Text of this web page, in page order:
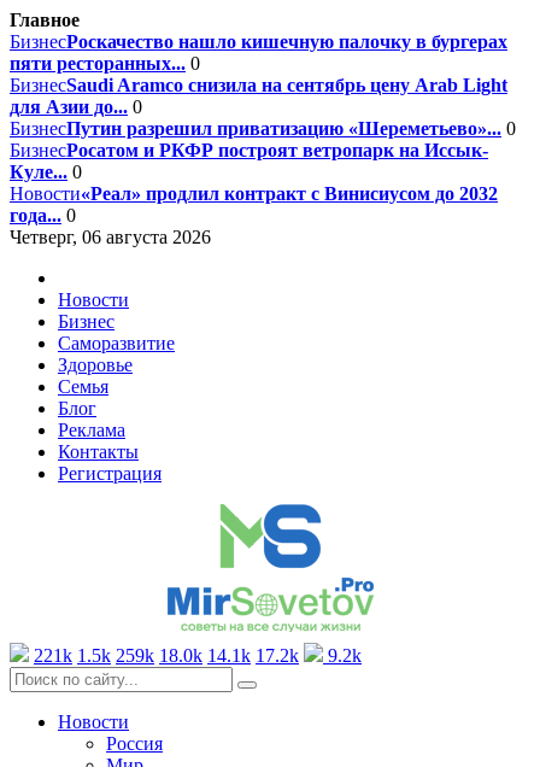
Главное
БизнесРоскачество нашло кишечную палочку в бургерах
пяти ресторанных... 0
БизнесSaudi Aramco снизила на сентябрь цену Arab Light
для Азии до... 0
БизнесПутин разрешил приватизацию «Шереметьево»... 0
БизнесРосатом и РКФР построят ветропарк на Иссык-
Куле... 0
Новости«Реал» продлил контракт с Винисиусом до 2032
года... 0
Четверг, 06 августа 2026
Новости
Бизнес
Саморазвитие
Здоровье
Семья
Блог
Реклама
Контакты
Регистрация
221k 1.5k 259k 18.0k 14.1k 17.2k 9.2k
Новости
Россия